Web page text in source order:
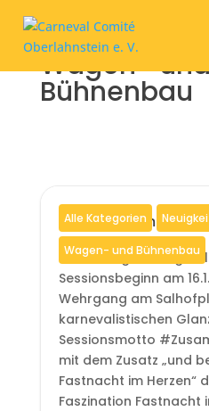
Wagen-
Bühnenbau
Alle Kategorien
Wagen- und Bühnenbau
Wehrgang im
Rechtzeitig zum
Sessionsbeginn am
Wehrgang am
karnevalistischen
Sessionsmotto
mit dem Zusatz „und
Fastnacht im Herzen“
Faszination Fastnacht